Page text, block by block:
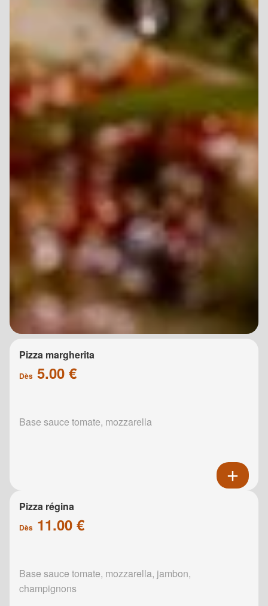
Pizza margherita
Dès 5.00 €
Base sauce tomate, mozzarella
Pizza régina
Dès 11.00 €
Base sauce tomate, mozzarella, jambon,
champignons